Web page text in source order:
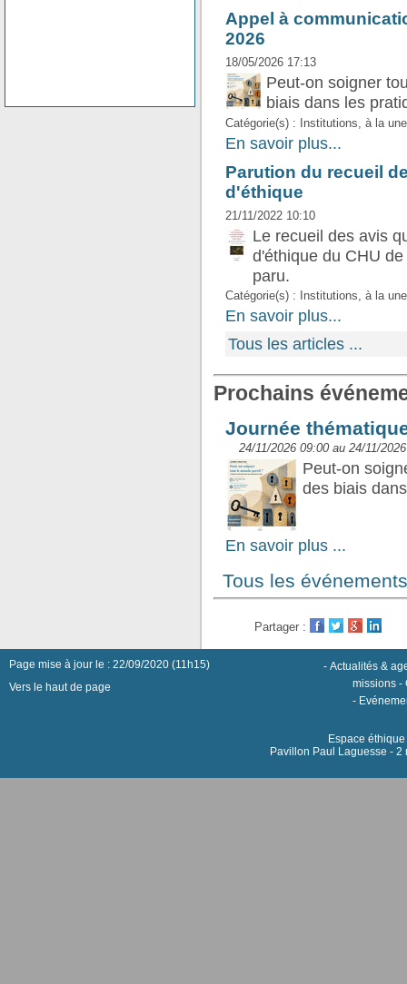
Appel à
2026
18/05/2026 17:13
Peut-on soigner
biais dans les
Catégorie(s) : Institutions, à la une
En savoir plus...
Parution du recueil
d'éthique
21/11/2022 10:10
Le recueil des avis
d'éthique du CHU
paru.
Catégorie(s) : Institutions, à la
En savoir plus...
Tous les articles ...
Prochains
Journée
24/11/2026 09:00 au 24/11/
Peut-on
des biais
En savoir plus ...
Tous les événements
Partager :
Page mise à jour le : 22/09/2020 (11h15)
Vers le haut de page
-Actualités &
missions -
-
Espace
Pavillon Paul Laguesse -